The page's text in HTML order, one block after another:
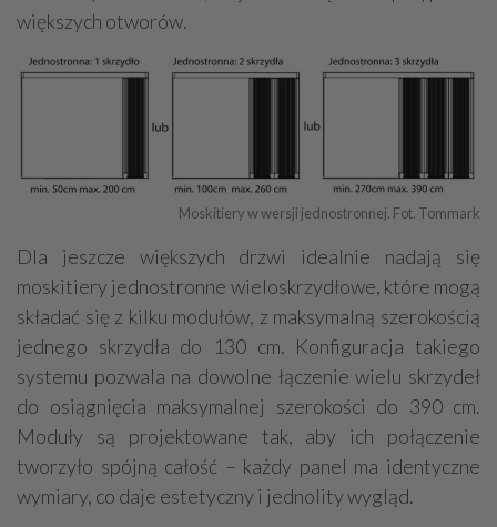
większych otworów.
Moskitiery w wersji jednostronnej. Fot. Tommark
Dla jeszcze większych drzwi idealnie nadają się
moskitiery jednostronne wieloskrzydłowe, które mogą
składać się z kilku modułów, z maksymalną szerokością
jednego skrzydła do 130 cm. Konfiguracja takiego
systemu pozwala na dowolne łączenie wielu skrzydeł
do osiągnięcia maksymalnej szerokości do 390 cm.
Moduły są projektowane tak, aby ich połączenie
tworzyło spójną całość – każdy panel ma identyczne
wymiary, co daje estetyczny i jednolity wygląd.